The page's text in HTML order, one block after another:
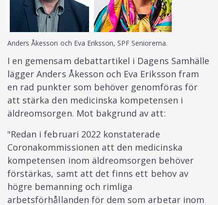
Anders Åkesson och Eva Eriksson, SPF Seniorerna.
I en gemensam debattartikel i Dagens Samhälle
lägger Anders Åkesson och Eva Eriksson fram
en rad punkter som behöver genomföras för
att stärka den medicinska kompetensen i
äldreomsorgen. Mot bakgrund av att:
"Redan i februari 2022 konstaterade
Coronakommissionen att den medicinska
kompetensen inom äldreomsorgen behöver
förstärkas, samt att det finns ett behov av
högre bemanning och rimliga
arbetsförhållanden för dem som arbetar inom